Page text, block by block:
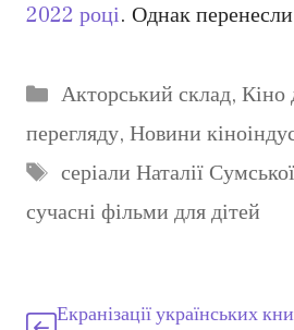
2022 році. Однак
Категорії
Акторський склад, Кіно
перегляду, Новини
Позначки
серіали Наталії Сумської
сучасні фільми для дітей
Екранізації українських